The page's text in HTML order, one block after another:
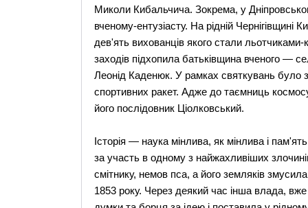
Миколи Кибальчича. Зокрема, у
вченому-ентузіасту. На рідній Чернігівщині
дев'ять вихованців якого стали
заходів підхопила батьківщина вченого —
Леонід Каденюк. У рамках святкувань було
спортивних ракет. Адже до таємниць
його послідовник Ціолковський.
Історія — наука мінлива, як мінлива і
за участь в одному з найжахливіших
смітнику, немов пса, а його земляків
1853 року. Через деякий час інша влада,